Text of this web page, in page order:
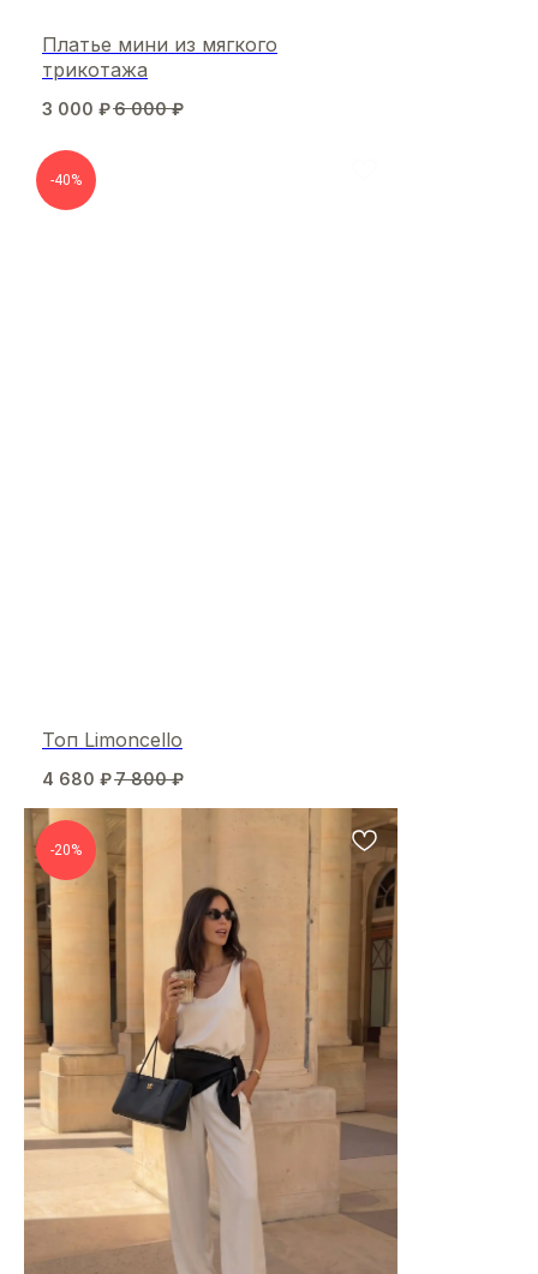
Платье мини из мягкого
трикотажа
3 000 ₽6 000 ₽
-40%
Топ Limoncello
4 680 ₽7 800 ₽
-20%